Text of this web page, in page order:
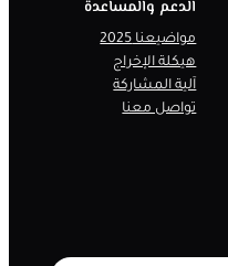
الدعم والمساعدة
مواضيعنا 2025
هيكلة الإخراج
آلية المشاركة
تواصل معنا